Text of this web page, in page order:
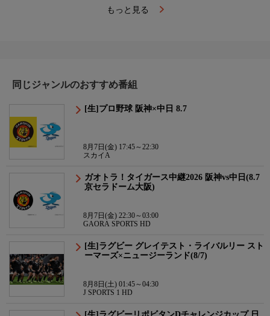
もっと見る
同じジャンルのおすすめ番組
[生]プロ野球 阪神×中日 8.7
8月7日(金) 17:45～22:30
スカイA
ガオトラ！タイガース中継2026 阪神vs中日(8.7
京セラドーム大阪)
8月7日(金) 22:30～03:00
GAORA SPORTS HD
[生]ラグビー グレイテスト・ライバルリー スト
ーマーズ×ニュージーランド(8/7)
8月8日(土) 01:45～04:30
J SPORTS 1 HD